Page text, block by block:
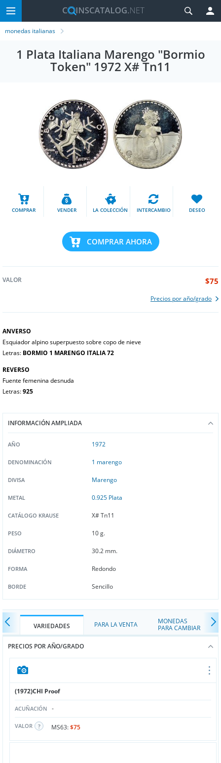
monedas italianas
1 Plata Italiana Marengo "Bormio
Token" 1972 X# Tn11
COMPRAR VENDER LA COLECCIÓN INTERCAMBIO DESEO
COMPRAR AHORA
VALOR $75
Precios por año/grado
ANVERSO
Esquiador alpino superpuesto sobre copo de nieve
Letras: BORMIO 1 MARENGO ITALIA 72
REVERSO
Fuente femenina desnuda
Letras:925
INFORMACIÓN AMPLIADA
AÑO 1972
DENOMINACIÓN 1 marengo
DIVISA Marengo
METAL 0.925 Plata
CATÁLOGO KRAUSE X# Tn11
PESO 10 g.
DIÁMETRO 30.2 mm.
FORMA Redondo
BORDE Sencillo
VARIEDADES PARA LA VENTA
MONEDAS
PARA CAMBIAR
PRECIOS POR AÑO/GRADO
(1972)CHI Proof
ACUÑACIÓN -
VALOR MS63:$75